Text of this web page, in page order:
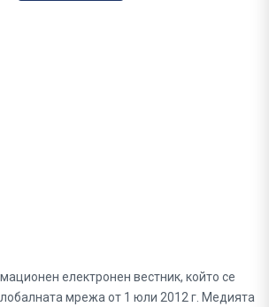
електронен вестник, който се
мрежа от 1 юли 2012 г. Медията